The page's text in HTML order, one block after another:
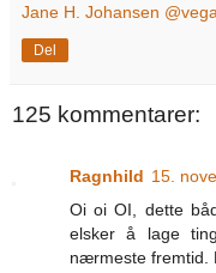
Jane H. Johansen
Del
125 kommentarer:
Ragnhild 15.
Oi oi OI, dette
elsker å lage
nærmeste fremtid.